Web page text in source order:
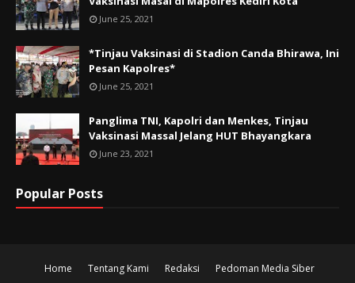
June 25, 2021
*Tinjau Vaksinasi di Stadion Canda Bhirawa, Ini
Pesan Kapolres*
June 25, 2021
Panglima TNI, Kapolri dan Menkes, Tinjau
Vaksinasi Massal Jelang HUT Bhayangkara
June 23, 2021
Popular Posts
Home Tentang Kami Redaksi Pedoman Media Siber